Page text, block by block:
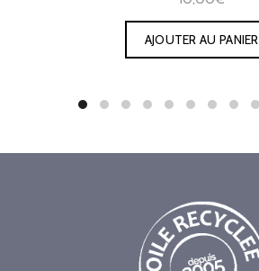
AJOUTER AU PANIER